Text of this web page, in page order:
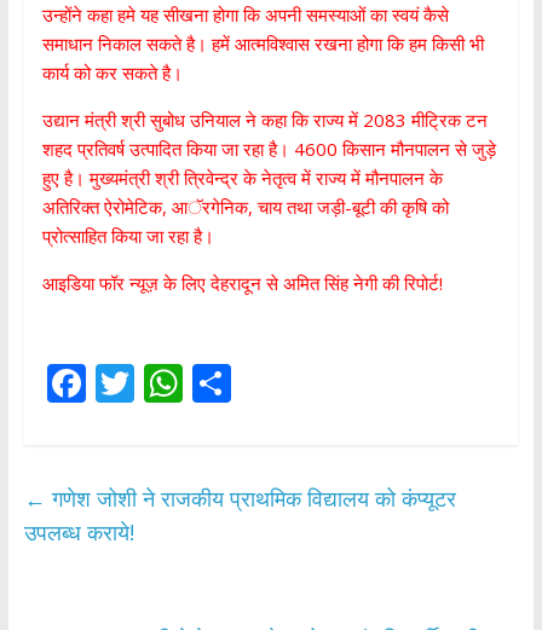
उन्होंने कहा हमे यह सीखना होगा कि अपनी समस्याओं का स्वयं कैसे
समाधान निकाल सकते है। हमें आत्मविश्वास रखना होगा कि हम किसी भी
कार्य को कर सकते है।
उद्यान मंत्री श्री सुबोध उनियाल ने कहा कि राज्य में 2083 मीट्रिक टन
शहद प्रतिवर्ष उत्पादित किया जा रहा है। 4600 किसान मौनपालन से जुड़े
हुए है। मुख्यमंत्री श्री त्रिवेन्द्र के नेतृत्व में राज्य में मौनपालन के
अतिरिक्त ऐरोमेटिक, आॅरगेनिक, चाय तथा जड़ी-बूटी की कृषि को
प्रोत्साहित किया जा रहा है।
आइडिया फॉर न्यूज़ के लिए देहरादून से अमित सिंह नेगी की रिपोर्ट!
F
b
o
T
er
W
s
p
S
e
← गणेश जोशी ने राजकीय प्राथमिक विद्यालय को कंप्यूटर
उपलब्ध कराये!